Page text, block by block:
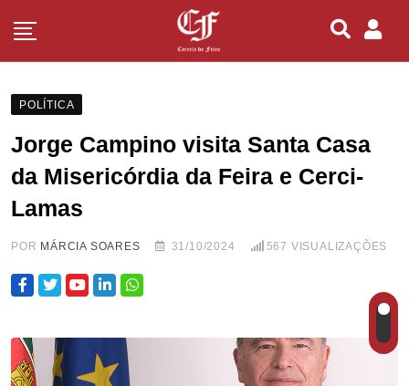
POLÍTICA
Jorge Campino visita Santa Casa
da Misericórdia da Feira e Cerci-
Lamas
POR MÁRCIA SOARES 31/10/2024 567 VISUALIZAÇÕES